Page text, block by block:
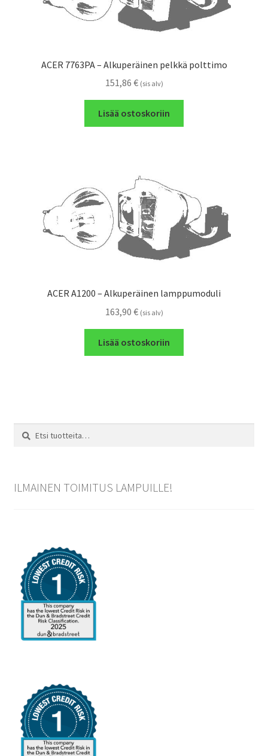
ACER 7763PA – Alkuperäinen pelkkä polttimo
151,86 € (sis alv)
Lisää ostoskoriin
ACER A1200 – Alkuperäinen lamppumoduli
163,90 € (sis alv)
Lisää ostoskoriin
Etsi:
Haku
ILMAINEN TOIMITUS LAMPUILLE!